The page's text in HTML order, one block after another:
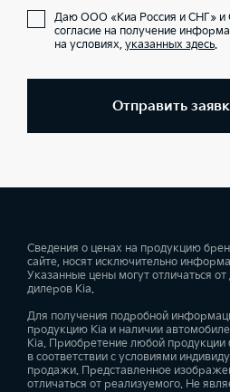
Даю ООО «Киа Россия и СНГ»
согласие на получение
на условиях, указанных здесь.
Отправить
Сведения о ценах на продукцию
сайте, носят исключительно
Указанные цены могут отличаться
дилеров Kia.
Для получения подробной
продукцию Kia и наличии
Kia. Приобретение любой продукции
в соответствии с условиями
продажи. Представленное
отличаться от реализуемого. Не